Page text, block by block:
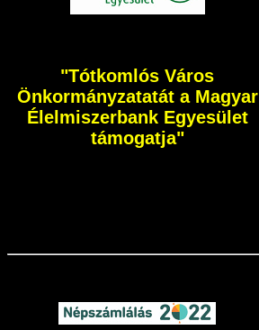
"Tótkomlós Város
Önkormányzatatát a Magyar
Élelmiszerbank Egyesület
támogatja"